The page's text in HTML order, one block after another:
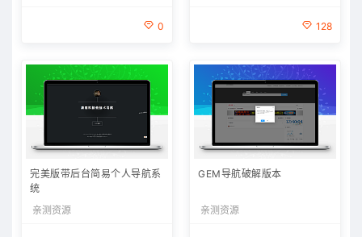
0 128
完美版带后台简易个人导航系
统
亲测资源
GEM导航破解版本
亲测资源